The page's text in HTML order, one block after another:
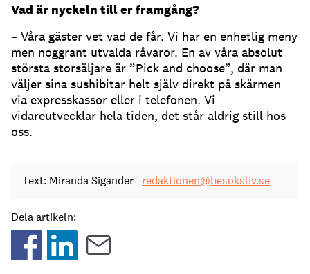
Vad är nyckeln till er framgång?
– Våra gäster vet vad de får. Vi har en enhetlig meny
men noggrant utvalda råvaror. En av våra absolut
största storsäljare är ”Pick and choose”, där man
väljer sina sushibitar helt själv direkt på skärmen
via expresskassor eller i telefonen. Vi
vidareutvecklar hela tiden, det står aldrig still hos
oss.
Text: Miranda Sigander redaktionen@besoksliv.se
Dela artikeln: